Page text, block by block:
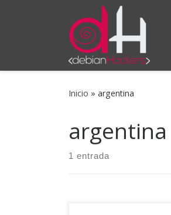
Saltar al contenido
Inicio » argentina
argentina
1 entrada